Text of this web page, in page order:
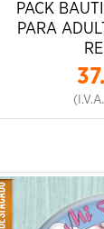
PACK
PARA